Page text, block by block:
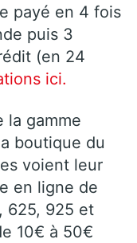
payé en 4 fois
puis 3
(en 24
ici.
la gamme
boutique du
voient leur
en ligne de
625, 925 et
10€ à 50€